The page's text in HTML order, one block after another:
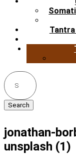
Search
for:
jonathan-
unsplash (1)